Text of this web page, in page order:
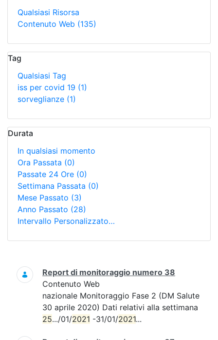
Qualsiasi Risorsa
Contenuto Web (135)
Tag
Qualsiasi Tag
iss per covid 19 (1)
sorveglianze (1)
Durata
In qualsiasi momento
Ora Passata (0)
Passate 24 Ore (0)
Settimana Passata (0)
Mese Passato (3)
Anno Passato (28)
Intervallo Personalizzato…
Ricerca
Report di monitoraggio numero 38
Contenuto Web
nazionale Monitoraggio Fase 2 (DM Salute
30 aprile 2020) Dati relativi alla settimana
25.../01/2021 -31/01/2021...